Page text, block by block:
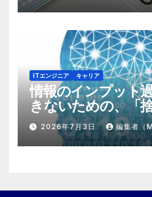
ITエンジニア キャリア
情報のインプット
きないための、「
「情報の絞り方」
2026年7月3日 編集者（M